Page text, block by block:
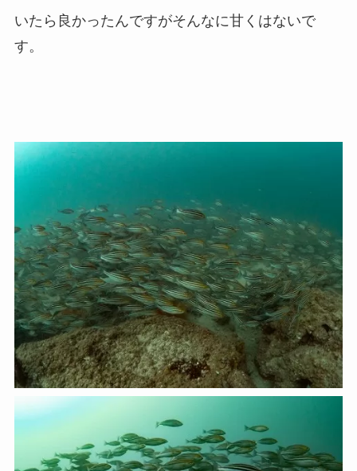
いたら良かったんですがそんなに甘くはないで
す。